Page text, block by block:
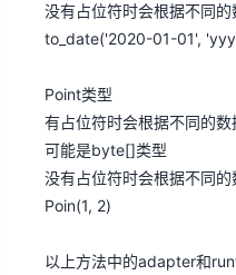
没有占位符时会根据不同
to_date('2020-01-01',
Point类型
有占位符时会根据不同的
可能是byte[]类型
没有占位符时会根据不同
Poin(1, 2)
以上方法中的adapter和